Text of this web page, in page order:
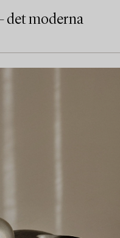
det moderna